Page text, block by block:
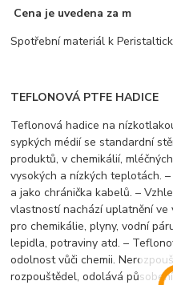
Cena je uvedena za m
Spotřební materiál k
TEFLONOVÁ PTFE HADICE
Teflonová hadice na
sypkých médií se standardní
produktů, v chemikálií,
vysokých a nízkých teplotách.
a jako chránička kabelů. –
vlastností nachází uplatnění ve
pro chemikálie, plyny, vodní
lepidla, potraviny atd. –
odolnost vůči chemii.
rozpouštědel, odolává